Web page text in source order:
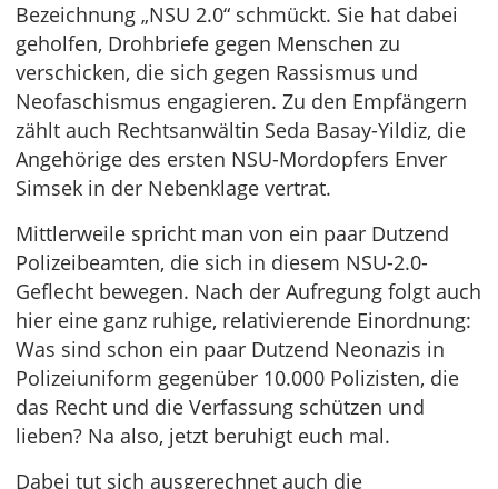
Bezeichnung „NSU 2.0“ schmückt. Sie hat dabei
geholfen, Drohbriefe gegen Menschen zu
verschicken, die sich gegen Rassismus und
Neofaschismus engagieren. Zu den Empfängern
zählt auch Rechtsanwältin Seda Basay-Yildiz, die
Angehörige des ersten NSU-Mordopfers Enver
Simsek in der Nebenklage vertrat.
Mittlerweile spricht man von ein paar Dutzend
Polizeibeamten, die sich in diesem NSU-2.0-
Geflecht bewegen. Nach der Aufregung folgt auch
hier eine ganz ruhige, relativierende Einordnung:
Was sind schon ein paar Dutzend Neonazis in
Polizeiuniform gegenüber 10.000 Polizisten, die
das Recht und die Verfassung schützen und
lieben? Na also, jetzt beruhigt euch mal.
Dabei tut sich ausgerechnet auch die